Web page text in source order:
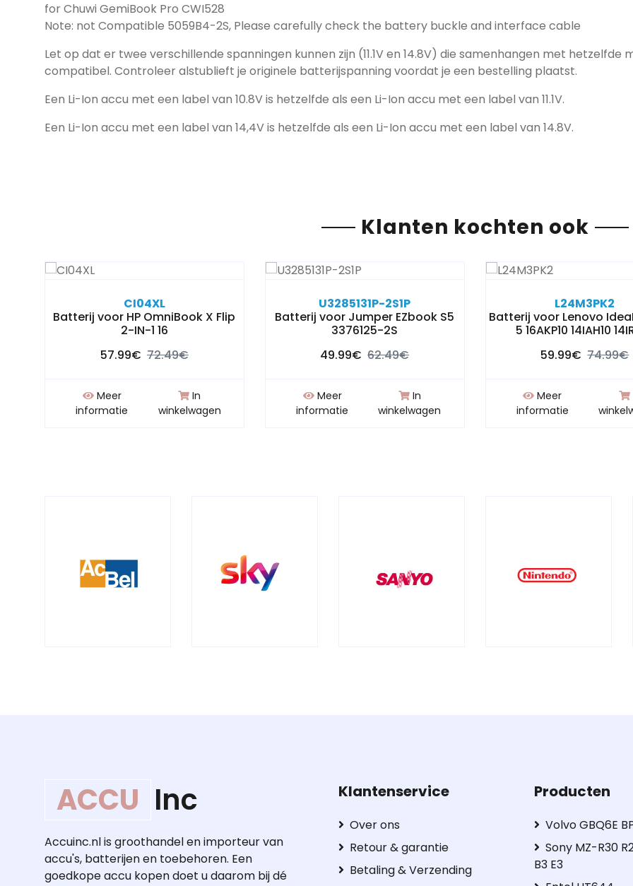
for Chuwi GemiBook Pro CWI528
Note: not Compatible 5059B4-2S, Please carefully check the battery buckle and interface cable
Let op dat er twee verschillende spanningen kunnen zijn (11.1V en 14.8V) die samenhangen met
compatibel. Controleer alstublieft je originele batterijspanning voordat je een bestelling plaatst.
Een Li-Ion accu met een label van 10.8V is hetzelfde als een Li-Ion accu met een label van 11.1V.
Een Li-Ion accu met een label van 14,4V is hetzelfde als een Li-Ion accu met een label van 14.8V.
Klanten kochten ook
CI04XL
Batterij voor HP OmniBook X Flip
2-IN-1 16
57.99€ 72.49€
Meer
informatie
In
winkelwagen
U3285131P-2S1P
Batterij voor Jumper EZbook S5
3376125-2S
49.99€ 62.49€
Meer
informatie
In
winkelwagen
L24M3PK2
Batterij voor Lenovo
5 16AKP10 14IAH10
59.99€ 74.99€
Meer
informatie
ACCU Inc
Accuinc.nl is groothandel en importeur van
accu's, batterijen en toebehoren. Een
goedkope accu kopen doet u daarom bij dé
Klantenservice
Over ons
Retour & garantie
Betaling & Verzending
Producten
Volvo GBQ6E
Sony MZ-R30
B3 E3